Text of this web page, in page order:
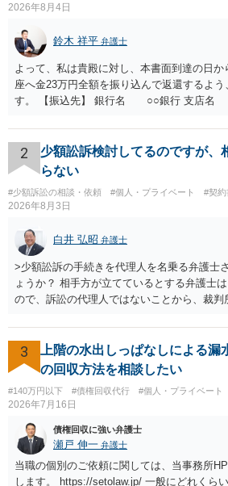
2026年8月4日
鈴木 祥平 弁護士
よって、私は貴殿に対し、本書面到達の日
座へ金23万円全額を振り込んで返還するよ
す。 【振込先】 銀行名 ○○銀行 支店
されない場合には、貴殿には任意に返金す
し、やむを得ず、返還金23万円及びこれに
を求める民事訴訟、支払督促その他必要な法
す。 その際には、訴訟に要する費用その他
いても併せて請求する予定ですので、あら
は、貴殿自らが契約を解約したことによって
求めるものにすぎません。貴殿の仕入先との
の内部事情は、私に対する返還義務の発生や
及ぼすものではありません。 これ以上、本
せることなく、誠意をもって速やかに返金
く求めます。 以上
2
少額訟訴検討してるのですが、
らない
#少額訴訟の相談・依頼 #個人・プライベート #契約
2026年8月3日
白井 弘昭 弁護士
>少額訟訴の手続きを代理人を名乗る弁護士
ょうか？ 相手方が立てているとする弁護士
ので、訴訟の代理人ではないことから、裁
ている場合は、相手方（被告）の住所で訴
代理人が就いていたことを知らせると（訴
場合も）、裁判所が当該代理人弁護士に事
受任するかを聞いたうえで、受任の意志が明
直接被告に送達するのではなく、代理人に訴
ります。 ラインのやり取りでしか証拠がな
かではありません。もちろん弁護士（２０万
に委任するかも疑わしいのですが）も住所は
う。 何か本人を示す事実（振込先などの情
情報を割り出していくしかないように思え
3
上階の水出しっぱなしによる漏
の回収方法を相談したい
#140万円以下 #債権回収代行 #個人・プライベート
2026年7月16日
債権回収に強い弁護士
瀬戸 伸一 弁護士
当職の個別のご依頼に関しては、当事務所
します。 https://setolaw.jp/ 一般にどれくら